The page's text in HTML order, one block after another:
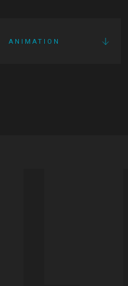
ANIMATION